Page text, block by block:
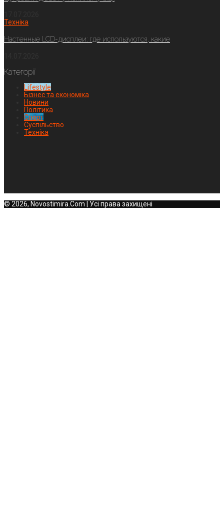
Техніка
Настенные LCD-дисплеи: где используются, какие
Категорії
Lifestyle
Бізнес та економіка
Новини
Політика
Спорт
Суспільство
Техніка
© 2026, Novostimira.Com | Усі права захищені